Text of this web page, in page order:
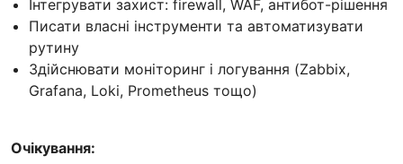
Інтегрувати захист: firewall, WAF, антибот-рішення
Писати власні інструменти та автоматизувати
рутину
Здійснювати моніторинг і логування (Zabbix,
Grafana, Loki, Prometheus тощо)
Очікування: